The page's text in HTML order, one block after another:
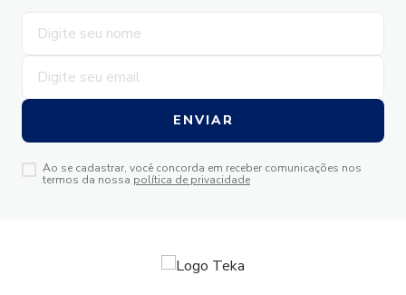
ENVIAR
Ao se cadastrar, você concorda em receber comunicações nos
termos da nossa política de privacidade